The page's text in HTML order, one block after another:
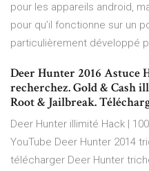
pour les appareils android,
pour qu’il fonctionne sur un
particulièrement développé
Deer Hunter 2016 Astuce
recherchez. Gold & Cash
Root & Jailbreak.
Deer Hunter illimité Hack |
YouTube Deer Hunter 2014
télécharger Deer Hunter